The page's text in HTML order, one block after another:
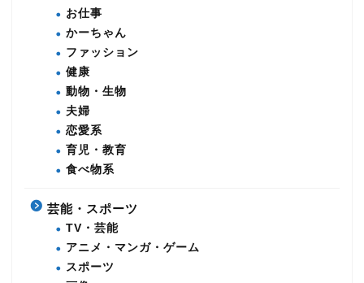
お仕事
かーちゃん
ファッション
健康
動物・生物
夫婦
恋愛系
育児・教育
食べ物系
芸能・スポーツ
TV・芸能
アニメ・マンガ・ゲーム
スポーツ